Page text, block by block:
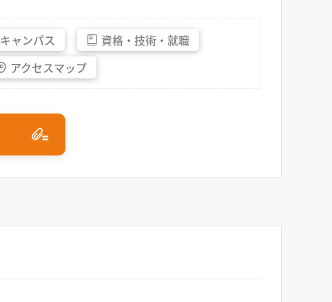
キャンパス 資格・ 技術・ 就職
アクセスマップ